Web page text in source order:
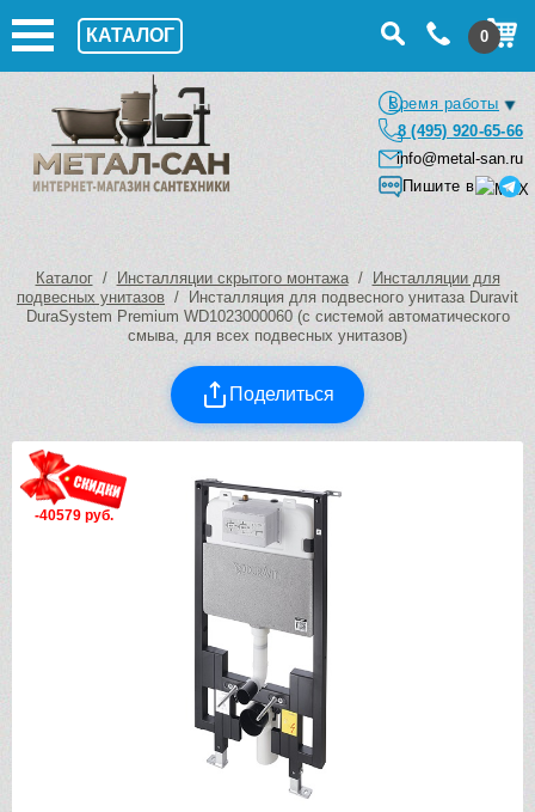
КАТАЛОГ 0
Время работы
8 (495) 920-65-66
info@metal-san.ru
Пишите в
Каталог/ Инсталляции скрытого монтажа/
Инсталляции для
подвесных унитазов / Инсталляция для подвесного унитаза Duravit
DuraSystem Premium WD1023000060 (с системой автоматического
смыва, для всех подвесных унитазов)
Поделиться
-40579 руб.